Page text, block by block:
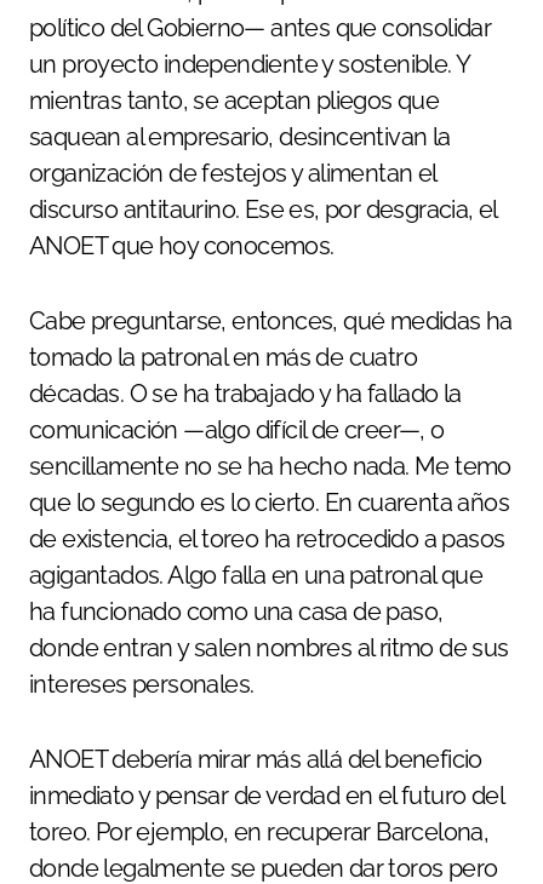
político del Gobierno— antes que consolidar
un proyecto independiente y sostenible. Y
mientras tanto, se aceptan pliegos que
saquean al empresario, desincentivan la
organización de festejos y alimentan el
discurso antitaurino. Ese es, por desgracia, el
ANOET que hoy conocemos.
Cabe preguntarse, entonces, qué medidas ha
tomado la patronal en más de cuatro
décadas. O se ha trabajado y ha fallado la
comunicación —algo difícil de creer—, o
sencillamente no se ha hecho nada. Me temo
que lo segundo es lo cierto. En cuarenta años
de existencia, el toreo ha retrocedido a pasos
agigantados. Algo falla en una patronal que
ha funcionado como una casa de paso,
donde entran y salen nombres al ritmo de sus
intereses personales.
ANOET debería mirar más allá del beneficio
inmediato y pensar de verdad en el futuro del
toreo. Por ejemplo, en recuperar Barcelona,
donde legalmente se pueden dar toros pero